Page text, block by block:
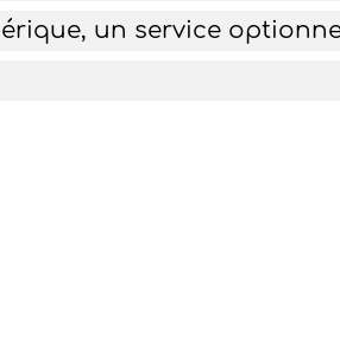
un service